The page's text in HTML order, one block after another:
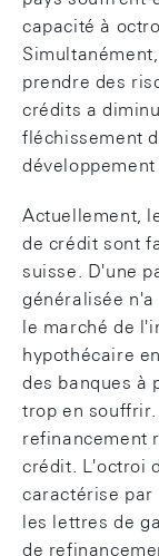
capacité à
prendre des
crédits a
fléchissement
Actuellement,
de crédit sont
suisse. D'une
généralisée
le marché de
hypothécaire
des banques à
trop en
refinancement
crédit. L'octroi
caractérise par
les lettres de
de